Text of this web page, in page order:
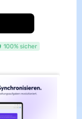
100% sicher